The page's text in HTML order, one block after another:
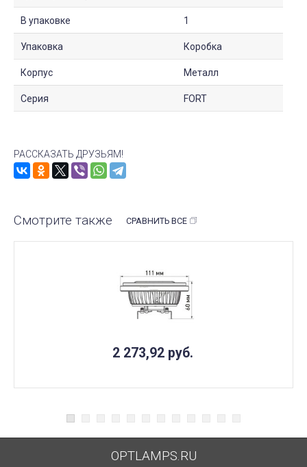
В упаковке 1
Упаковка Коробка
Корпус Металл
Серия FORT
РАССКАЗАТЬ ДРУЗЬЯМ!
Смотрите также СРАВНИТЬ ВСЕ
2 273,92 руб.
OPTLAMPS.RU